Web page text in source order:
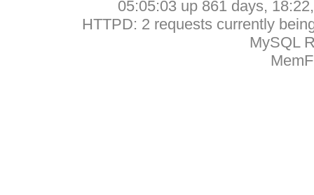
05:05:03 up 861 days,
HTTPD: 2 requests currently
MySQL